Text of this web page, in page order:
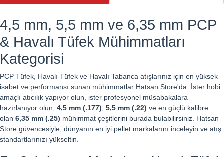
4,5 mm, 5,5 mm ve 6,35 mm PCP
& Havalı Tüfek Mühimmatları
Kategorisi
PCP Tüfek, Havalı Tüfek ve Havalı Tabanca atışlarınız için en yüksek
isabet ve performansı sunan mühimmatlar Hatsan Store'da. İster hobi
amaçlı atıcılık yapıyor olun, ister profesyonel müsabakalara
hazırlanıyor olun; 4,5 mm (.177), 5,5 mm (.22) ve en güçlü kalibre
olan 6,35 mm (.25) mühimmat çeşitlerini burada bulabilirsiniz. Hatsan
Store güvencesiyle, dünyanın en iyi pellet markalarını inceleyin ve atış
standartlarınızı yükseltin.